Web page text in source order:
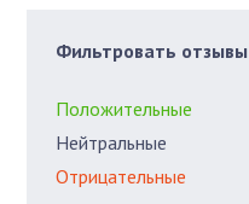
Фильтровать отзывы
Положительные
Нейтральные
Отрицательные